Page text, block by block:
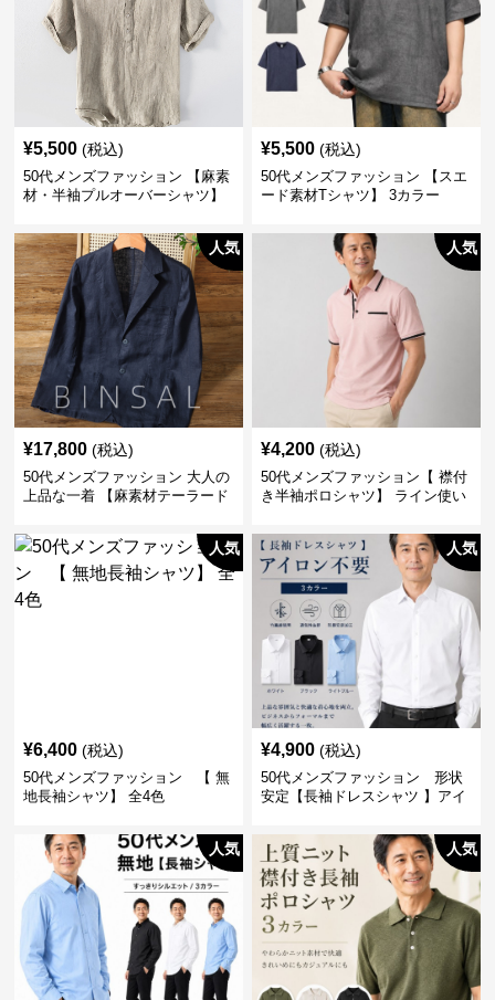
¥5,500 (税込)
50代メンズファッション 【麻素
材・半袖プルオーバーシャツ】
¥5,500 (税込)
50代メンズファッション 【スエ
ード素材Tシャツ】 3カラー
人気
¥17,800 (税込)
50代メンズファッション 大人の
上品な一着 【麻素材テーラード
人気
¥4,200 (税込)
50代メンズファッション【 襟付
き半袖ポロシャツ】 ライン使い
人気
¥6,400 (税込)
50代メンズファッション 【 無
地長袖シャツ】 全4色
人気
¥4,900 (税込)
50代メンズファッション 形状
安定【長袖ドレスシャツ 】アイ
人気 人気